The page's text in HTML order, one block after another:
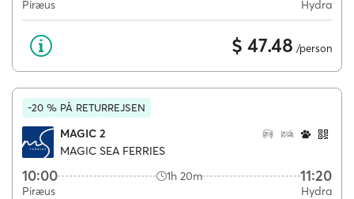
Piræus Hydra
$ 47.48 /person
-20 % PÅ RETURREJSEN
MAGIC 2
MAGIC SEA FERRIES
10:00 1h 20m 11:20
Piræus Hydra